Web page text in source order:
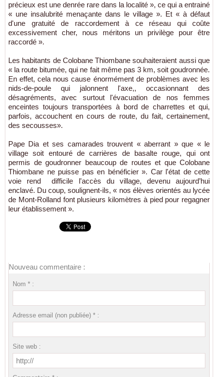
précieux est une denrée rare dans la localité », ce qui a entrainé
« une insalubrité menaçante dans le village ». Et « à défaut
d'une gratuité de raccordement à ce réseau qui coûte
excessivement cher, nous méritons un privilège pour être
raccordé ».
Les habitants de Colobane Thiombane souhaiteraient aussi que
« la route bitumée, qui ne fait même pas 3 km, soit goudronnée.
En effet, cela nous cause énormément de problèmes avec les
nids-de-poule qui jalonnent l'axe,, occasionnant des
désagréments, avec surtout l'évacuation de nos femmes
enceintes toujours transportées à bord de charrettes et qui,
parfois, accouchent en cours de route, du fait, certainement,
des secousses».
Pape Dia et ses camarades trouvent « aberrant » que « le
village soit entouré de carrières de basalte rouge, qui ont
permis de goudronner beaucoup de routes et que Colobane
Thiombane ne puisse pas en bénéficier ». Car l'état de cette
voie rend difficile l'accès du village, devenu aujourd’hui
enclavé. Du coup, soulignent-ils, « nos élèves orientés au lycée
de Mont-Rolland font plusieurs kilomètres à pied pour regagner
leur établissement ».
Nouveau commentaire :
Nom * :
Adresse email (non publiée) * :
Site web :